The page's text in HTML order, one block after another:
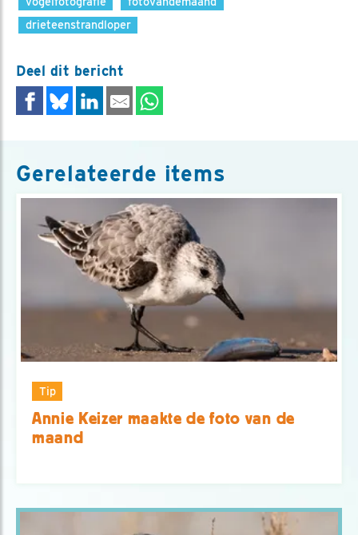
drieteenstrandloper
Deel dit bericht
Gerelateerde items
Tip
Annie Keizer maakte de foto van de
maand